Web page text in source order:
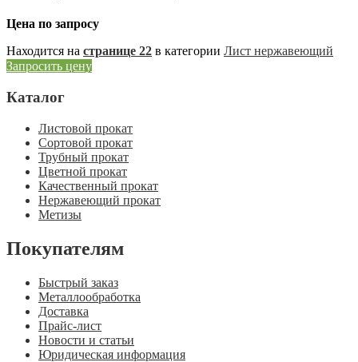
Цена по запросу
Находится на странице 22 в категории Лист нержавеющий
Запросить цену
Каталог
Листовой прокат
Сортовой прокат
Трубный прокат
Цветной прокат
Качественный прокат
Нержавеющий прокат
Метизы
Покупателям
Быстрый заказ
Металлообработка
Доставка
Прайс-лист
Новости и статьи
Юридическая информация